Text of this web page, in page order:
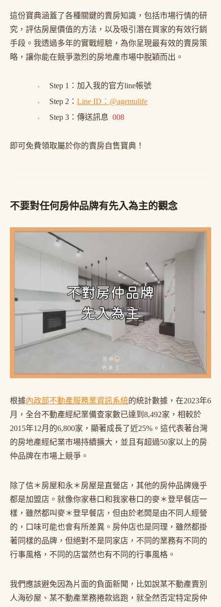
這份寶典涵蓋了各種關鍵的賣房知識，包括市場行情的研
究，評估房屋價值的方法，以及吸引潛在買家的有效行銷
手段。我透過多年的實戰經驗，為你呈現最有效的賣房策
略，讓你能在競爭激烈的房地產市場中脫穎而出。
Step 1：加入我的官方line帳號
Step 2： Line ID：@agentulife
Step 3：傳送訊息 008
即可免費領取屬於你的賣房自售寶典！
不要對任何房仲品牌有先入為主的觀念
根據內政部不動產服務業資訊系統的統計數據，在2023年6
月，全台不動產經紀業備查家數已達到8,492家，相較於
2015年12月的6,800家，顯著成長了近25%。這代表著台灣
的房地產經紀業市場持續擴大，並且有超過50家以上的房
仲品牌在市場上競爭。
除了信＊房屋和永＊房屋是直營店，其他的房仲品牌幾乎
都是加盟店。就像你家巷口和我家巷口的麥＊登早餐店一
樣，雖然都叫麥＊登早餐店，但由於老闆是由不同人經營
的，口味可能也會有所差異。房仲店也是同理，雖然都掛
著同樣的品牌，但絕對不是同家店，不同的業務有不同的
行事風格，不同的店當然也有不同的行事風格。
我們應該避免因為片面的負面新聞，比如說某不動產賣別
人海砂屋、某不動產業務捲款逃跑，就全然否定特定房仲